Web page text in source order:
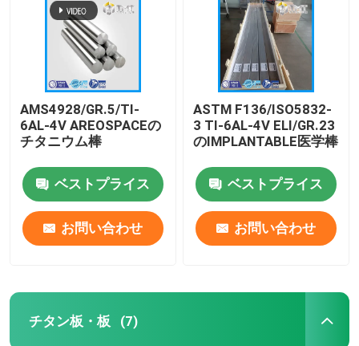
AMS4928/GR.5/TI-
6AL-4V AREOSPACEの
チタニウム棒
ベストプライス
お問い合わせ
ASTM F136/ISO5832-
3 TI-6AL-4V ELI/GR.23
のIMPLANTABLE医学棒
ベストプライス
お問い合わせ
チタン板・板 (7)